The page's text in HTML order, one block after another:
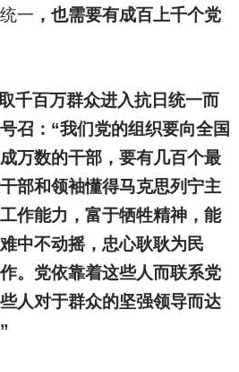
一 ，也需要有成百上千个党
千百万群众进入抗日统一而
召：“我们党的组织要向全国
万数的干部，要有几百个最
部和领袖懂得马克思列宁主
作能力，富于牺牲精神，能
中不动摇，忠心耿耿为民
。党依靠着这些人而联系党
人对于群众的坚强领导而达